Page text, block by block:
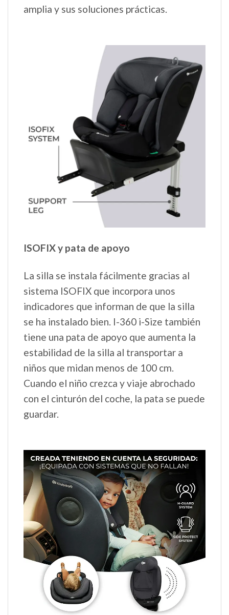
amplia y sus soluciones prácticas.
ISOFIX y pata de apoyo
La silla se instala fácilmente gracias al
sistema ISOFIX que incorpora unos
indicadores que informan de que la silla
se ha instalado bien. I-360 i-Size también
tiene una pata de apoyo que aumenta la
estabilidad de la silla al transportar a
niños que midan menos de 100 cm.
Cuando el niño crezca y viaje abrochado
con el cinturón del coche, la pata se puede
guardar.